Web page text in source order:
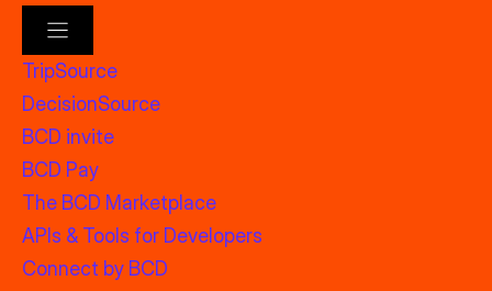
TripSource
DecisionSource
BCD invite
BCD Pay
The BCD Marketplace
APIs & Tools for Developers
Connect by BCD